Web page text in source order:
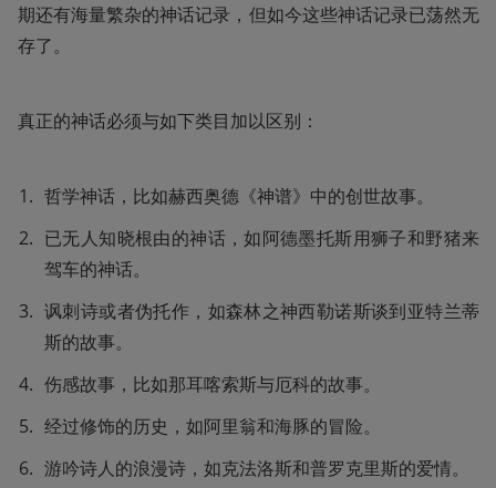
期还有海量繁杂的神话记录，但如今这些神话记录已荡然无
存了。
真正的神话必须与如下类目加以区别：
哲学神话，比如赫西奥德《神谱》中的创世故事。
已无人知晓根由的神话，如阿德墨托斯用狮子和野猪来
驾车的神话。
讽刺诗或者伪托作，如森林之神西勒诺斯谈到亚特兰蒂
斯的故事。
伤感故事，比如那耳喀索斯与厄科的故事。
经过修饰的历史，如阿里翁和海豚的冒险。
游吟诗人的浪漫诗，如克法洛斯和普罗克里斯的爱情。